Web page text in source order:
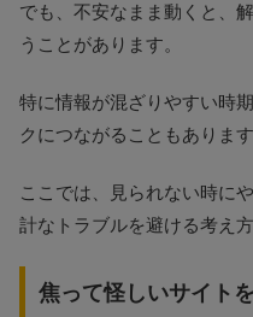
でも、不安なまま動くと、
うことがあります。
特に情報が混ざりやすい時
クにつながることもあります
ここでは、見られない時に
計なトラブルを避ける考え
焦って怪しいサイト